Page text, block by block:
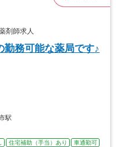
剤師求人
勤務可能な薬局です♪
駅
住宅補助（手当）あり
車通勤可